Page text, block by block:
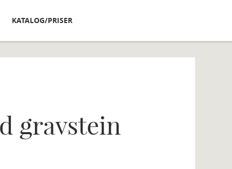
KATALOG/PRISER
gravstein